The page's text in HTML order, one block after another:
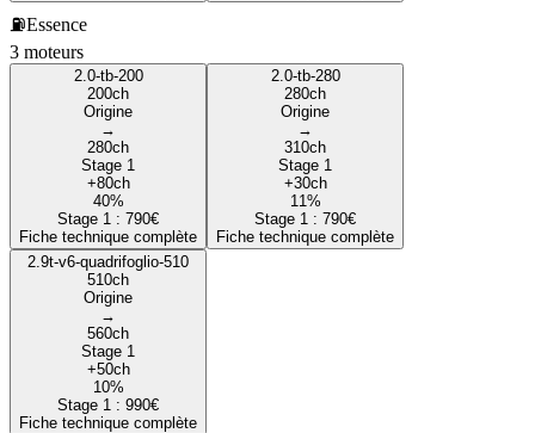
⛽Essence
3 moteurs
2.0-tb-200
200ch
Origine
→
280ch
Stage 1
+80ch
40%
Stage 1 : 790€
Fiche technique complète
2.0-tb-280
280ch
Origine
→
310ch
Stage 1
+30ch
11%
Stage 1 : 790€
Fiche technique complète
2.9t-v6-quadrifoglio-510
510ch
Origine
→
560ch
Stage 1
+50ch
10%
Stage 1 : 990€
Fiche technique complète